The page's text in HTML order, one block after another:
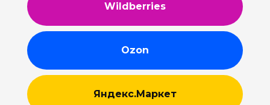
Wildberries
Ozon
Яндекс.Маркет